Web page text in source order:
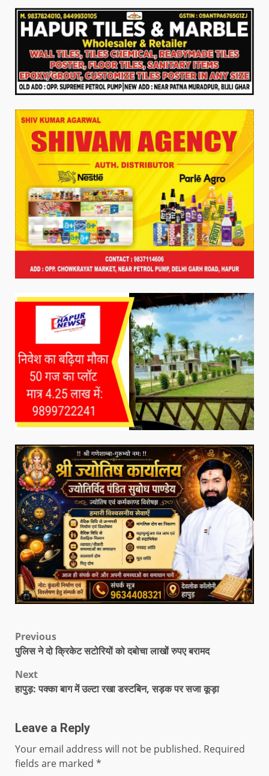
Previous
पुलिस ने दो क्रिकेट सटोरियों को दबोचा लाखों रुपए बरामद
Next
हापुड़: पक्का बाग में उल्टा रखा डस्टबिन, सड़क पर सजा कूड़ा
Leave a Reply
Your email address will not be published. Required
fields are marked *